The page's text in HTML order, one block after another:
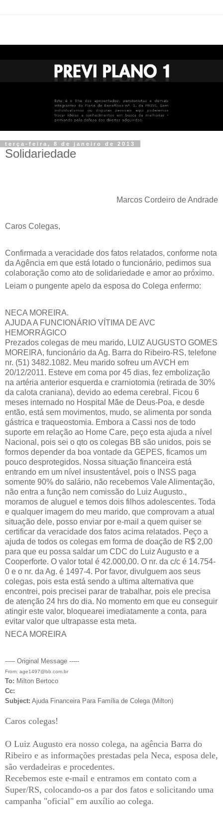
terça-feira, 8 de janeiro de 2013
Solidariedade
Marcos Cordeiro de Andrade
Caros Colegas,
Confirmada a veracidade dos fatos relatados, conforme nota
da Agência em que está lotado o funcionário, pedimos sua
colaboração como ato de solidariedade e amor ao próximo.
Leiam o pungente apelo da esposa do Colega enfermo:
NECA MOREIRA.
AJUDA A FUNCIONÁRIO VÍTIMA DE AVC
HEMORRÁGICO
Prezados colegas de meu marido, LUIZ AUGUSTO GOMES
MOREIRA, funcionário da Ag. Barra do Ribeiro-RS, telefone
nr. (51) 3482.1082. Meu marido sofreu um AVCH em
20/12/2011. Esteve em coma por 45 dias, fez embolização
na artéria anterior esquerda e crarniotomia (retirada de 30%
da calota craniana), devido ao edema cerebral. Ficou 6
meses internado no Hospital Mãe de Deus-Poa, e desde
então, está sem movimentos, mudo, se alimenta por sonda
gástrica e traqueostomia. Embora a Cassi nos de todo
suporte em relação ao Home Care, peço esta ajuda a nível
Nacional, pois sei o qto os colegas BB são unidos, pois se
formos depender da boa vontade da GEPES, ficamos um
pouco desprotegidos. Nossa situação financeira está
entrando em um nível insustentável, pois o INSS paga
somente 90% do salário, não recebemos Vale Alimentação,
não entra a função nem comissão do Luiz Augusto.,
moramos de aluguel e temos dois filhos adolescentes. Toda
e qualquer imagem do meu marido, que comprovam a atual
situação dele, posso enviar por e-mail a quem quiser se
certificar da veracidade dos fatos acima relatados. Peço a
ajuda de todos os colegas em forma de doação de R$ 2,00
para que eu possa saldar um CDC do Luiz Augusto e a
Cooperforte. O valor total é 42.000,00. O nr. da c/c é 14.754-
0 e o nr. da Ag. é 1497-4. Por favor, divulguem aos seus
colegas, pois esta está sendo a ultima alternativa que
encontrei, pois precisei parar de trabalhar, pois ele precisa
de atenção 24 hrs do dia. No momento em que eu conseguir
atingir este valor, bloquearei imediatamente a conta, para
evitar valor que ultrapasse esta meta.
NECA MOREIRA
----- Original Message -----
From: age1497@bb.com.br
To: Milton Bertoco
Cc:
Subject: Ajuda Financeira Para Família de Colega (Milton)
Caros colegas!
O Luiz Augusto era nosso colega, na agência Barra do
Ribeiro e as informações prestadas pela Neca, esposa dele,
são verdadeiras e procedentes.
Recebemos este e-mail e entramos em contato com a
Super/RS, colocando-os a par dos fatos e solicitando uma
campanha "oficial" em auxílio ao colega.